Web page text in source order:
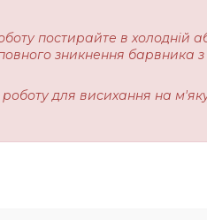
постирайте в холодній
зникнення барвника
роботу для висихання на